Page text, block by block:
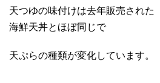
天つゆの味付けは去年販売された
海鮮天丼とほぼ同じで
天ぷらの種類が変化しています。